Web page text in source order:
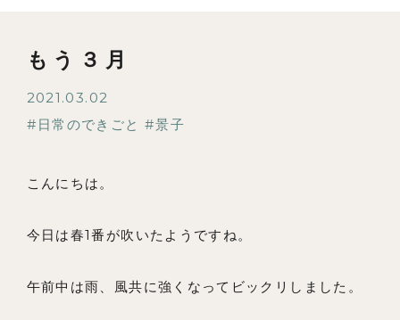
メンバー
お知らせ
もう３月
2021.03.02
日常のできごと
景子
こんにちは。
今日は春1番が吹いたようですね。
午前中は雨、風共に強くなってビックリしました。